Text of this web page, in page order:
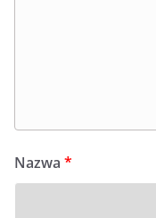
Nazwa *